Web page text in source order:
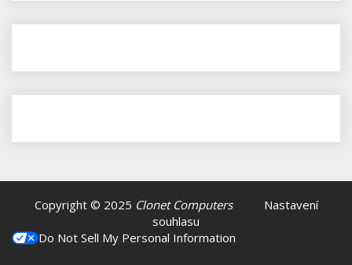
Copyright © 2025 Clonet Computers
Nastavení
souhlasu
Do Not Sell My Personal Information